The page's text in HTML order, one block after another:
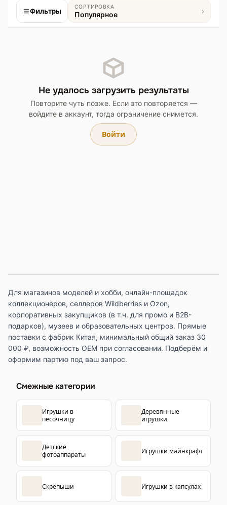
Фильтры СОРТИРОВКА
Популярное ›
Не удалось загрузить результаты
Повторите чуть позже. Если это повторяется —
войдите в аккаунт, тогда ограничение снимется.
Войти
Для магазинов моделей и хобби, онлайн-площадок
коллекционеров, селлеров Wildberries и Ozon,
корпоративных закупщиков (в т.ч. для промо и B2B-
подарков), музеев и образовательных центров. Прямые
поставки с фабрик Китая, минимальный общий заказ 30
000 ₽, возможность OEM при согласовании. Подберём и
оформим партию под ваш запрос.
Смежные категории
Игрушки в
песочницу
Деревянные
игрушки
Детские
фотоаппараты
Игрушки майнкрафт
Скрепыши Игрушки в капсулах